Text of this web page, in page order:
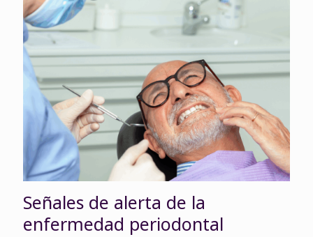
Señales de alerta de la
enfermedad periodontal